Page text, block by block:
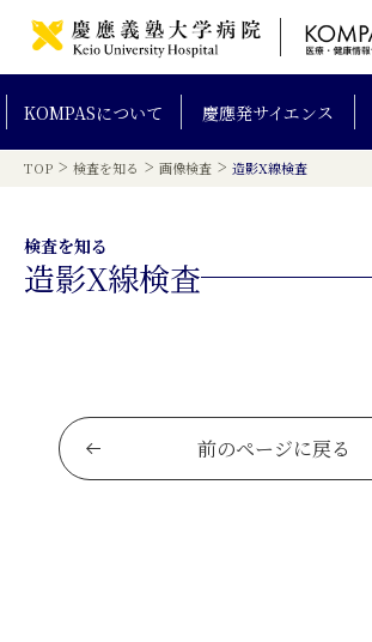
KOMPASについて 慶應発サイエンス
TOP > 検査を知る > 画像検査 > 造影X線検査
検査を知る
造影X線検査
前のページに戻る